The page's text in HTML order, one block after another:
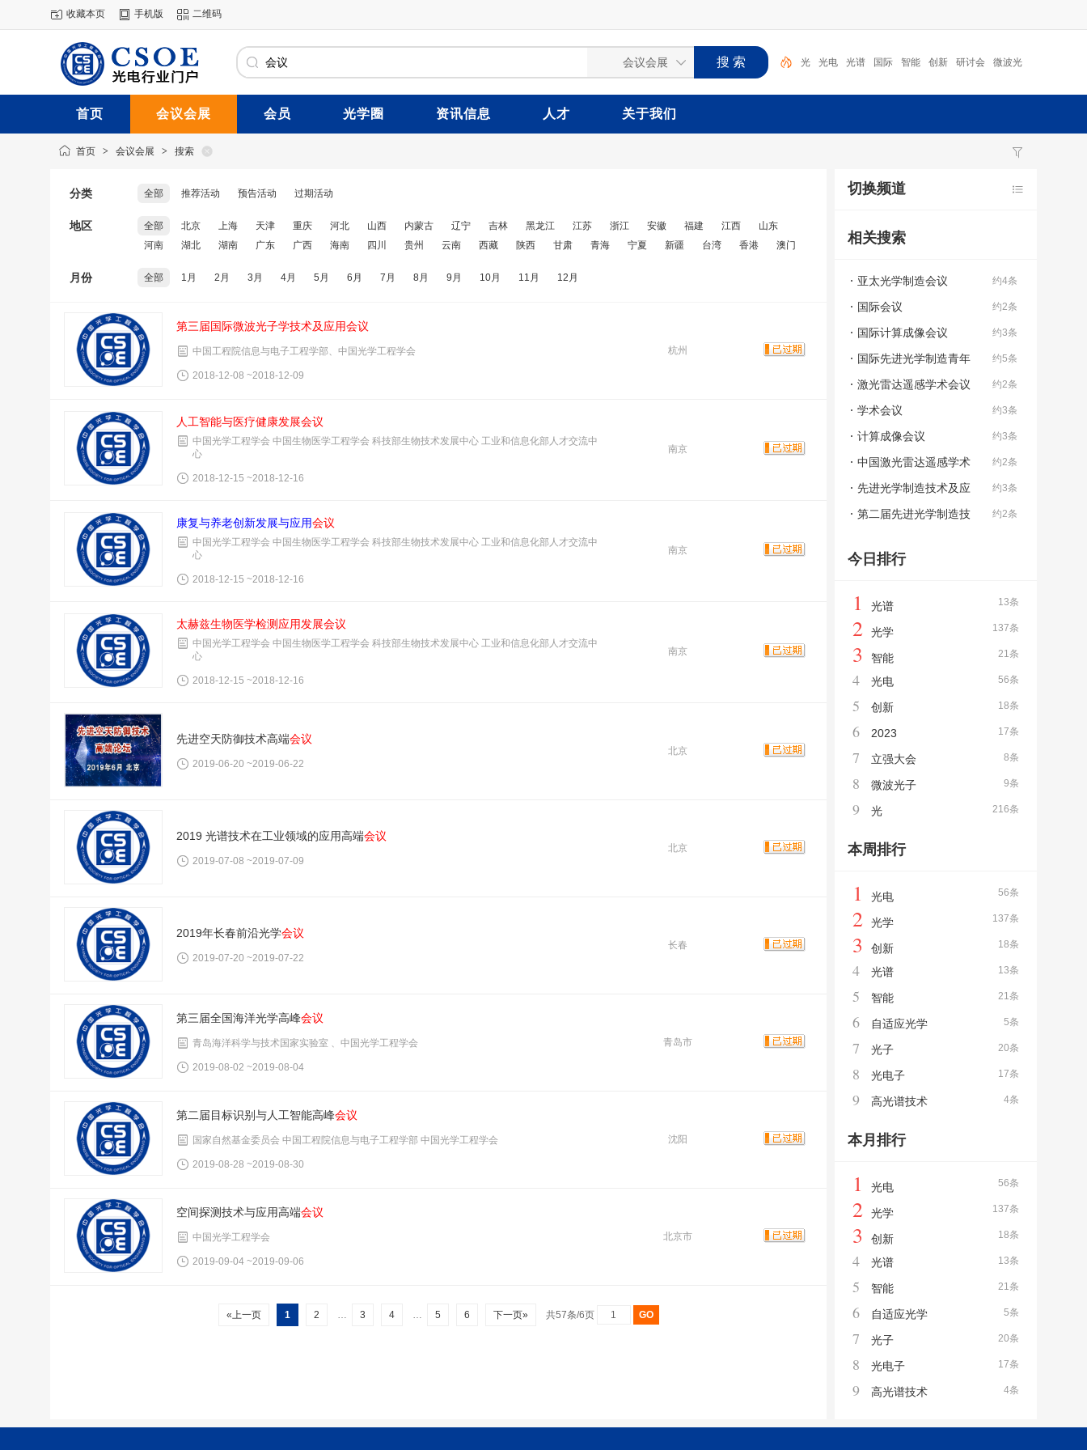
收藏本页 手机版 二维码
光 光电 光谱 国际 智能 创新 研讨会 微波光
子 海 光学
首页 会议会展 会员 光学圈 资讯信息 人才 关于我们
首页 > 会议会展 > 搜索
分类 全部 推荐活动 预告活动 过期活动
地区 全部 北京 上海 天津 重庆 河北 山西 内蒙古 辽宁 吉林 黑龙江 江苏 浙江 安徽 福建 江西
山东
河南
湖北 湖南 广东 广西 海南 四川 贵州 云南 西藏 陕西 甘肃 青海 宁夏 新疆 台湾 香港 澳门
月份 全部 1月 2月 3月 4月 5月 6月 7月 8月 9月 10月 11月 12月
第三届国际微波光子学技术及应用会议
中国工程院信息与电子工程学部、中国光学工程学会
2018-12-08 ~2018-12-09
杭州
人工智能与医疗健康发展会议
中国光学工程学会 中国生物医学工程学会 科技部生物技术发展中心 工业和信息化部人才交流中
心
2018-12-15 ~2018-12-16
南京
康复与养老创新发展与应用会议
中国光学工程学会 中国生物医学工程学会 科技部生物技术发展中心 工业和信息化部人才交流中
心
2018-12-15 ~2018-12-16
南京
太赫兹生物医学检测应用发展会议
中国光学工程学会 中国生物医学工程学会 科技部生物技术发展中心 工业和信息化部人才交流中
心
2018-12-15 ~2018-12-16
南京
先进空天防御技术高端会议
2019-06-20 ~2019-06-22
北京
2019 光谱技术在工业领域的应用高端会议
2019-07-08 ~2019-07-09
北京
2019年长春前沿光学会议
2019-07-20 ~2019-07-22
长春
第三届全国海洋光学高峰会议
青岛海洋科学与技术国家实验室 、中国光学工程学会
2019-08-02 ~2019-08-04
青岛市
第二届目标识别与人工智能高峰会议
国家自然基金委员会 中国工程院信息与电子工程学部 中国光学工程学会
2019-08-28 ~2019-08-30
沈阳
空间探测技术与应用高端会议
中国光学工程学会
2019-09-04 ~2019-09-06
北京市
«上一页 1 2 … 3 4 … 5 6 下一页» 共57条/6页
切换频道
相关搜索
约4条
亚太光学制造会议
约2条
国际会议
约3条
国际计算成像会议
约5条
国际先进光学制造青年
科学家会议
约2条
激光雷达遥感学术会议
约3条
学术会议
约3条
计算成像会议
约2条
中国激光雷达遥感学术
会议
约3条
先进光学制造技术及应
用会议
约2条
第二届先进光学制造技
制造青年科学家会议
今日排行
13条
1 光谱
137条
2 光学
21条
3 智能
56条
4 光电
18条
5 创新
17条
6 2023
8条
7 立强大会
9条
8 微波光子
216条
9 光
本周排行
56条
1 光电
137条
2 光学
18条
3 创新
13条
4 光谱
21条
5 智能
5条
6 自适应光学
20条
7 光子
17条
8 光电子
4条
9 高光谱技术
本月排行
56条
1 光电
137条
2 光学
18条
3 创新
13条
4 光谱
21条
5 智能
5条
6 自适应光学
20条
7 光子
17条
8 光电子
4条
9 高光谱技术